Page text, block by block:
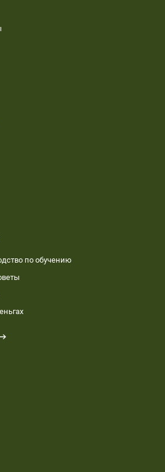
по обучению